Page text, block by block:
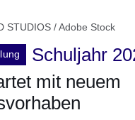
STUDIOS / Adobe Stock
Schuljahr
mit neuem